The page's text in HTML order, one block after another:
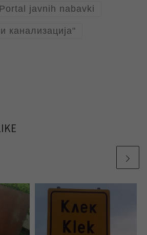
Portal javnih nabavki
канализација"